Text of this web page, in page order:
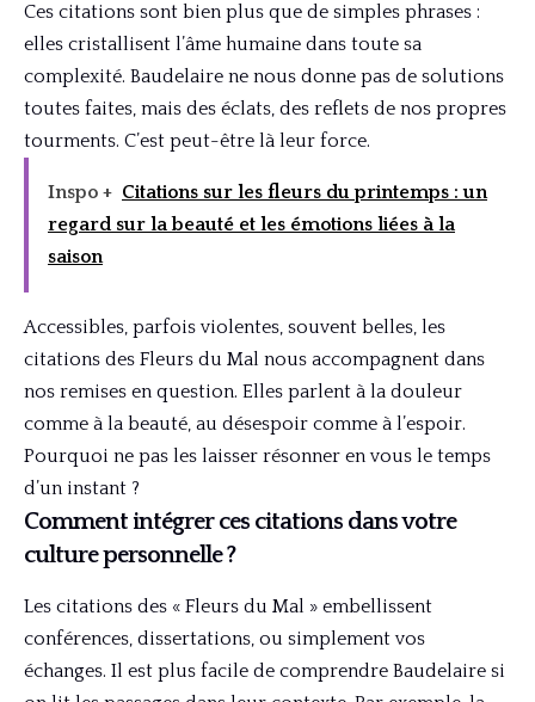
Ces citations sont bien plus que de simples phrases :
elles cristallisent l’âme humaine dans toute sa
complexité. Baudelaire ne nous donne pas de solutions
toutes faites, mais des éclats, des reflets de nos propres
tourments. C’est peut-être là leur force.
Inspo + Citations sur les fleurs du printemps : un
regard sur la beauté et les émotions liées à la
saison
Accessibles, parfois violentes, souvent belles, les
citations des Fleurs du Mal nous accompagnent dans
nos remises en question. Elles parlent à la douleur
comme à la beauté, au désespoir comme à l’espoir.
Pourquoi ne pas les laisser résonner en vous le temps
d’un instant ?
Comment intégrer ces citations dans votre
culture personnelle ?
Les citations des « Fleurs du Mal » embellissent
conférences, dissertations, ou simplement vos
échanges. Il est plus facile de comprendre Baudelaire si